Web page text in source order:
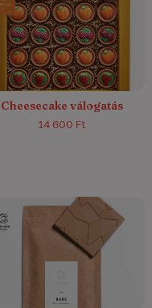
5.0/5 (1)
Cheesecake válogatás
14 600 Ft
(1)